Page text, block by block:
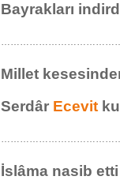
Bayrakları
Millet
Serdâr Ecevit
………………………………….
İslâma nasib